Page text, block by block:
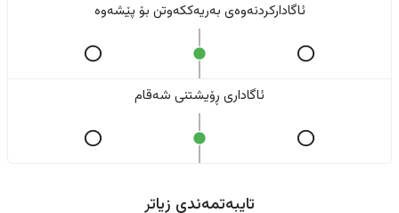
ئاگادارکردنەوەی بەریەککەوتن بۆ پێشەوە
ئاگاداری ڕۆیشتنی شەقام
تایبەتمەندی زیاتر